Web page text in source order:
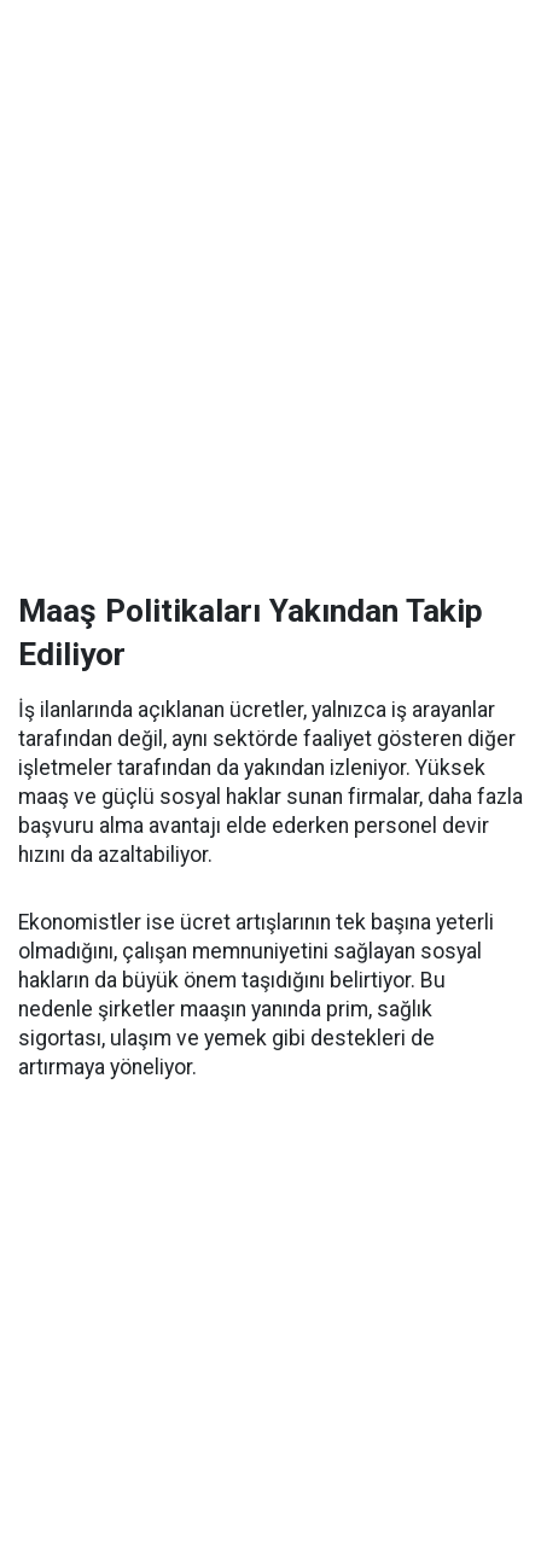
Maaş Politikaları Yakından Takip
Ediliyor
İş ilanlarında açıklanan ücretler, yalnızca iş arayanlar
tarafından değil, aynı sektörde faaliyet gösteren diğer
işletmeler tarafından da yakından izleniyor. Yüksek
maaş ve güçlü sosyal haklar sunan firmalar, daha fazla
başvuru alma avantajı elde ederken personel devir
hızını da azaltabiliyor.
Ekonomistler ise ücret artışlarının tek başına yeterli
olmadığını, çalışan memnuniyetini sağlayan sosyal
hakların da büyük önem taşıdığını belirtiyor. Bu
nedenle şirketler maaşın yanında prim, sağlık
sigortası, ulaşım ve yemek gibi destekleri de
artırmaya yöneliyor.